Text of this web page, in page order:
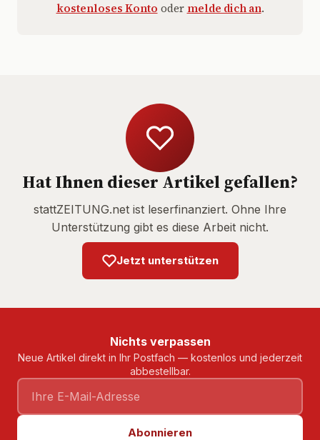
kostenloses Konto oder melde dich an.
Hat Ihnen dieser Artikel gefallen?
stattZEITUNG.net ist leserfinanziert. Ohne Ihre
Unterstützung gibt es diese Arbeit nicht.
Jetzt unterstützen
Nichts verpassen
Neue Artikel direkt in Ihr Postfach — kostenlos und jederzeit
abbestellbar.
Abonnieren